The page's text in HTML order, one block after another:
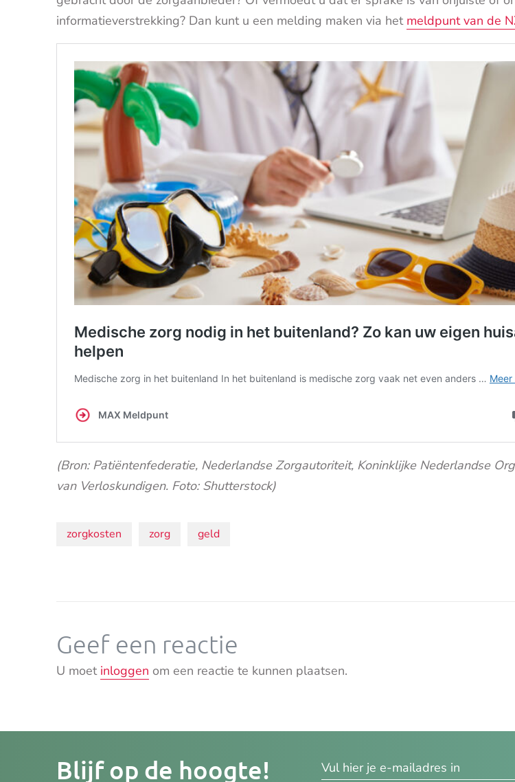
informatieverstrekking? Dan kunt u een melding maken via het meldpunt van de
(Bron: Patiëntenfederatie, Nederlandse Zorgautoriteit, Koninklijke Nederlandse
van Verloskundigen. Foto: Shutterstock)
Onderwerpen:
zorgkosten zorg geld
Geef een reactie
U moet inloggen om een reactie te kunnen plaatsen.
Blijf op de hoogte!